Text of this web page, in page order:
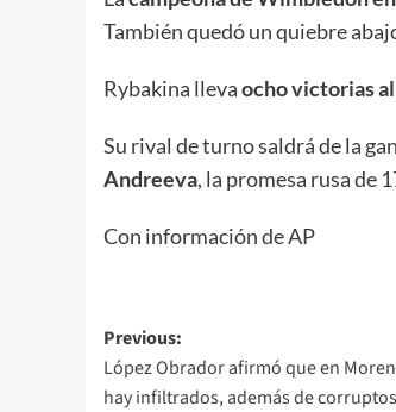
También quedó un quiebre
Rybakina llevaocho victorias
Su rival de turno saldrá de la
Andreeva, la promesa rusa de
Con información de AP
Post
navigation
Previous:
López Obrador afirmó que en
hay infiltrados, además de